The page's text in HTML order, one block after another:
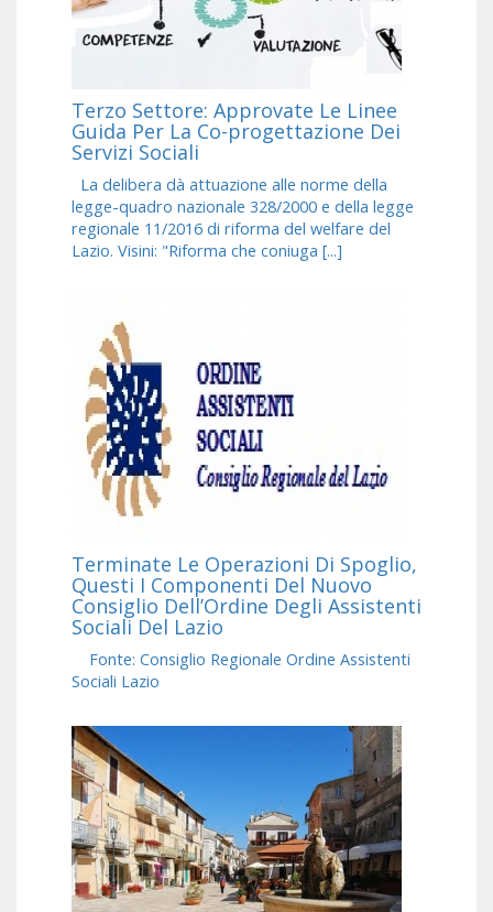
Terzo Settore: Approvate Le Linee
Guida Per La Co-progettazione Dei
Servizi Sociali
La delibera dà attuazione alle norme della
legge-quadro nazionale 328/2000 e della legge
regionale 11/2016 di riforma del welfare del
Lazio. Visini: "Riforma che coniuga [...]
Terminate Le Operazioni Di Spoglio,
Questi I Componenti Del Nuovo
Consiglio Dell’Ordine Degli Assistenti
Sociali Del Lazio
Fonte: Consiglio Regionale Ordine Assistenti
Sociali Lazio